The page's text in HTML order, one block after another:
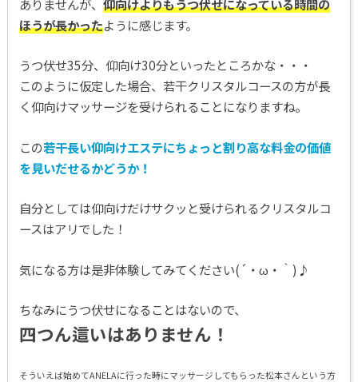
ありませんが、 仰向けよりもうつ伏せになっている時間の
ほうが長かったように感じます。
うつ伏せ35分、仰向け30分といったところかな・・・
このように仮定した場合、若干クリスタルコースの方が長
く仰向けマッサージを受けられることになりますね。
この若干長い仰向けエステにちょっと割り高な料金の価値
を見いだせるかどうか！
自分としては仰向けだけサクッと受けられるクリスタルコ
ースはアリでした！
気になる方は是非体験してみてください(´・ω・｀)♪
ちなみにうつ伏せになることはないので、
四つん這いはありません！
そういえば始めてANELAに行った時にマッサージしてもらった松本さんという方